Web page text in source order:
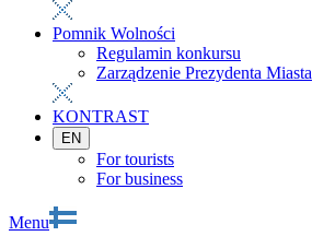
Pomnik Wolności
Regulamin konkursu
Zarządzenie Prezydenta Miasta
KONTRAST
EN
For tourists
For business
Menu